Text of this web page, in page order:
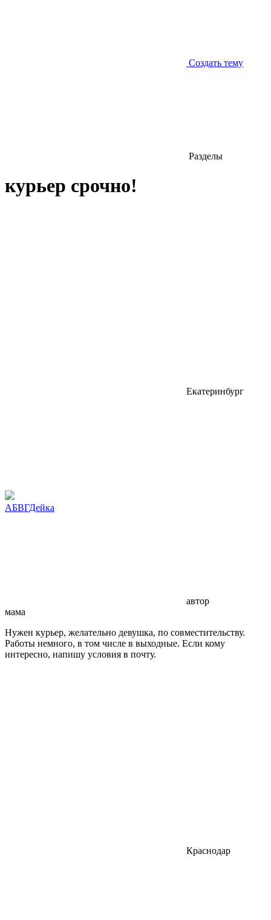
Создать тему
Разделы
курьер срочно!
Екатеринбург
АБВГДейка
автор
мама
Нужен курьер, желательно девушка, по совместительству.
Работы немного, в том числе в выходные. Если кому
интересно, напишу условия в почту.
Краснодар